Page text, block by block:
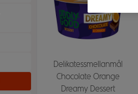
Delikatessmellanmål
Chocolate Orange
Dreamy Dessert